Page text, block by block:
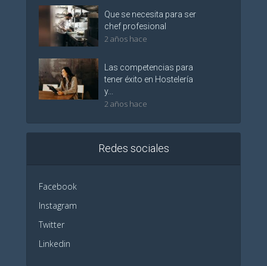
Que se necesita para ser
chef profesional
2 años hace
Las competencias para
tener éxito en Hostelería
y...
2 años hace
Redes sociales
Facebook
Instagram
Twitter
Linkedin